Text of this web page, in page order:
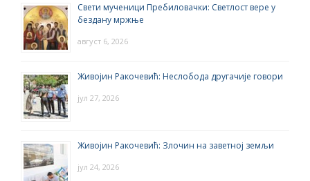
Свети мученици Пребиловачки: Светлост вере у
бездану мржње
август 6, 2026
Живојин Ракочевић: Неслобода другачије говори
јул 27, 2026
Живојин Ракочевић: Злочин на заветној земљи
јул 24, 2026